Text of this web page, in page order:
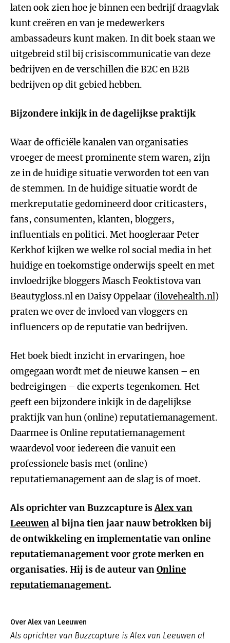
laten ook zien hoe je binnen een bedrijf draagvlak
kunt creëren en van je medewerkers
ambassadeurs kunt maken. In dit boek staan we
uitgebreid stil bij crisiscommunicatie van deze
bedrijven en de verschillen die B2C en B2B
bedrijven op dit gebied hebben.
Bijzondere inkijk in de dagelijkse praktijk
Waar de officiële kanalen van organisaties
vroeger de meest prominente stem waren, zijn
ze in de huidige situatie verworden tot een van
de stemmen. In de huidige situatie wordt de
merkreputatie gedomineerd door criticasters,
fans, consumenten, klanten, bloggers,
influentials en politici. Met hoogleraar Peter
Kerkhof kijken we welke rol social media in het
huidige en toekomstige onderwijs speelt en met
invloedrijke bloggers Masch Feoktistova van
Beautygloss.nl en Daisy Oppelaar (ilovehealth.nl)
praten we over de invloed van vloggers en
influencers op de reputatie van bedrijven.
Het boek biedt inzicht in ervaringen, hoe
omgegaan wordt met de nieuwe kansen – en
bedreigingen – die experts tegenkomen. Het
geeft een bijzondere inkijk in de dagelijkse
praktijk van hun (online) reputatiemanagement.
Daarmee is Online reputatiemanagement
waardevol voor iedereen die vanuit een
professionele basis met (online)
reputatiemanagement aan de slag is of moet.
Als oprichter van Buzzcapture isAlex van
Leeuwenal bijna tien jaar nauw betrokken bij
de ontwikkeling en implementatie van online
reputatiemanagement voor grote merken en
organisaties. Hij is de auteur vanOnline
reputatiemanagement.
Over Alex van Leeuwen
Als oprichter van Buzzcapture is Alex van Leeuwen al